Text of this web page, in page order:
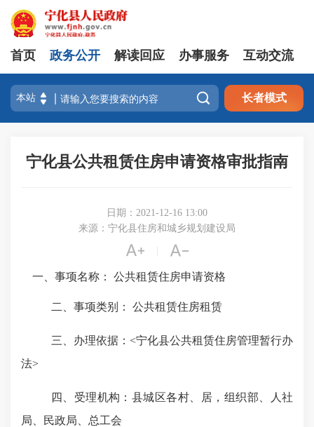
首页 政务公开 解读回应 办事服务 互动交流
 长者模式
宁化县公共租赁住房申请资格审批指南
日期：2021-12-16 13:00
来源：宁化县住房和城乡规划建设局
 
一、事项名称： 公共租赁住房申请资格
二、事项类别： 公共租赁住房租赁
三、办理依据： <宁化县公共租赁住房管理暂行办
法>
四、受理机构： 县城区各村、居，组织部、人社
局、民政局、总工会